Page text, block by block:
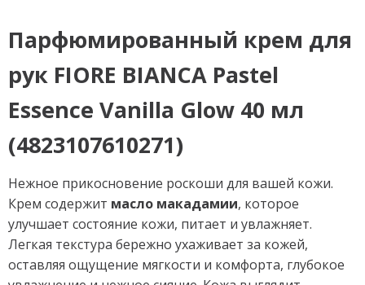
Парфюмированный крем для
рук FIORE BIANCA Pastel
Essence Vanilla Glow 40 мл
(4823107610271)
Нежное прикосновение роскоши для вашей кожи.
Крем содержит масло макадамии, которое
улучшает состояние кожи, питает и увлажняет.
Легкая текстура бережно ухаживает за кожей,
оставляя ощущение мягкости и комфорта, глубокое